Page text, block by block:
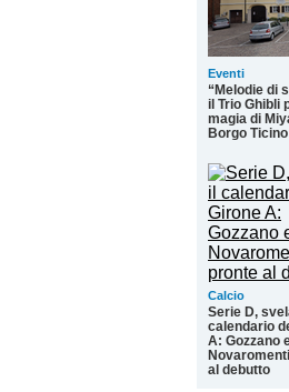
Eventi
“Melodie di
il Trio Ghibli
magia di
Borgo Ticino
Calcio
Serie D,
calendario
A: Gozzano
al debutto